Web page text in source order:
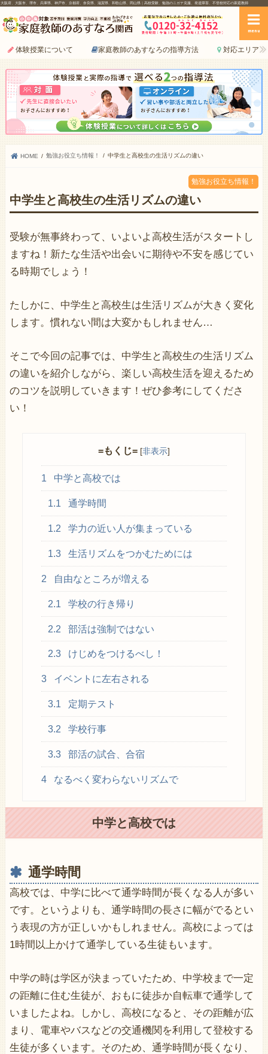
大阪府、大阪市、堺市、兵庫県、神戸市、京都府、奈良県、滋賀県、和歌山県、岡山県｜高校受験、勉強のニガテ克服、発達障害、不登校対応の家庭教師
menu
体験授業について 家庭教師のあすなろの指導方法 対応エリア
HOME 勉強お役立ち情報！ 中学生と高校生の生活リズムの違い
勉強お役立ち情報！
中学生と高校生の生活リズムの違い
受験が無事終わって、いよいよ高校生活がスタートし
ますね！新たな生活や出会いに期待や不安を感じてい
る時期でしょう！
たしかに、中学生と高校生は生活リズムが大きく変化
します。慣れない間は大変かもしれません…
そこで今回の記事では、中学生と高校生の生活リズム
の違いを紹介しながら、楽しい高校生活を迎えるため
のコツを説明していきます！ぜひ参考にしてくださ
い！
=もくじ= [非表示]
1 中学と高校では
1.1 通学時間
1.2 学力の近い人が集まっている
1.3 生活リズムをつかむためには
2 自由なところが増える
2.1 学校の行き帰り
2.2 部活は強制ではない
2.3 けじめをつけるべし！
3 イベントに左右される
3.1 定期テスト
3.2 学校行事
3.3 部活の試合、合宿
4 なるべく変わらないリズムで
中学と高校では
通学時間
高校では、中学に比べて通学時間が長くなる人が多い
です。というよりも、通学時間の長さに幅がでるとい
う表現の方が正しいかもしれません。高校によっては
1時間以上かけて通学している生徒もいます。
中学の時は学区が決まっていたため、中学校まで一定
の距離に住む生徒が、おもに徒歩か自転車で通学して
いましたよね。しかし、高校になると、その距離が広
まり、電車やバスなどの交通機関を利用して登校する
生徒が多くいます。そのため、通学時間が長くなり、